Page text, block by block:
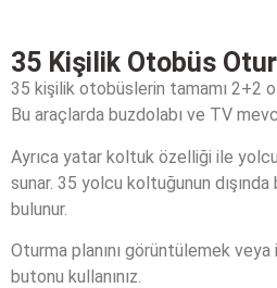
35 Kişilik Otobüs
35 kişilik otobüslerin tamamı 2+2
Bu araçlarda buzdolabı ve TV
Ayrıca yatar koltuk özelliği ile
sunar. 35 yolcu koltuğunun
bulunur.
Oturma planını görüntülemek veya
butonu kullanınız.